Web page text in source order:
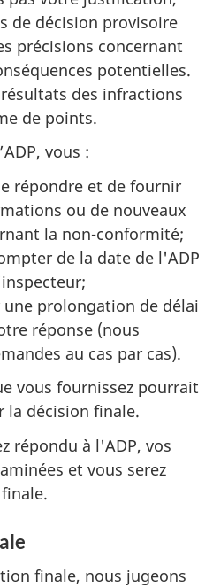
de décision provisoire
précisions concernant
potentielles.
des infractions
de points.
vous :
répondre et de fournir
ou de nouveaux
la non-conformité;
de la date de l'ADP
une prolongation de délai
réponse (nous
au cas par cas).
vous fournissez pourrait
la décision finale.
répondu à l'ADP, vos
et vous serez
finale, nous jugeons